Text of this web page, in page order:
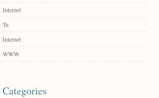
Internet
Tu
Internet
WWW
Categories